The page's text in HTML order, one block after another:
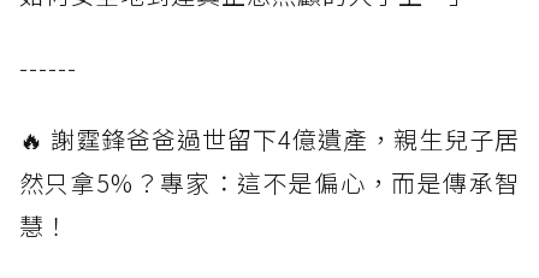
------
🔥 謝霆鋒爸爸過世留下4億遺產，親生兒子居
然只拿5%？專家：這不是偏心，而是傳承智
慧！